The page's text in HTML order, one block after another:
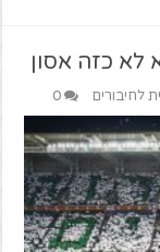
לא כזה אסון
לחיבורים 0